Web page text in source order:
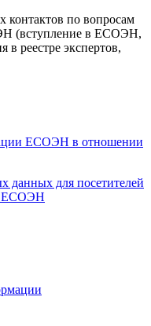
контактов по вопросам
(вступление в ЕСОЭН,
в реестре экспертов,
ЕСОЭН в отношении
данных для посетителей
ЕСОЭН